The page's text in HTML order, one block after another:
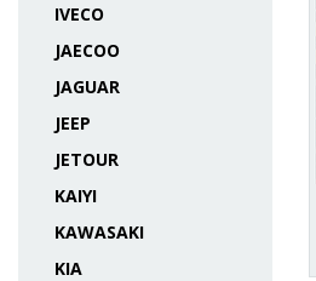
IVECO
JAECOO
JAGUAR
JEEP
JETOUR
KAIYI
KAWASAKI
KIA